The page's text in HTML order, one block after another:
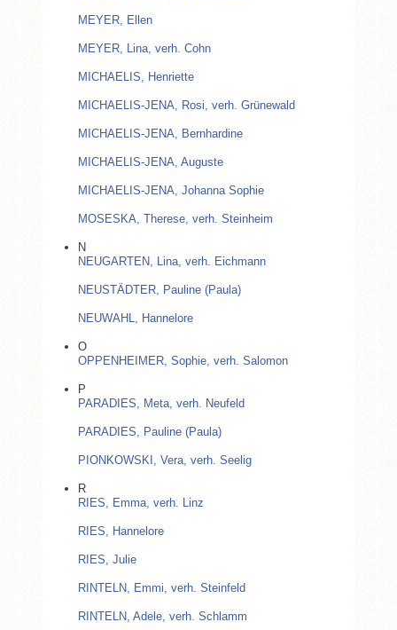
MEYER, Ellen
MEYER, Lina, verh. Cohn
MICHAELIS, Henriette
MICHAELIS-JENA, Rosi, verh. Grünewald
MICHAELIS-JENA, Bernhardine
MICHAELIS-JENA, Auguste
MICHAELIS-JENA, Johanna Sophie
MOSESKA, Therese, verh. Steinheim
N
NEUGARTEN, Lina, verh. Eichmann
NEUSTÄDTER, Pauline (Paula)
NEUWAHL, Hannelore
O
OPPENHEIMER, Sophie, verh. Salomon
P
PARADIES, Meta, verh. Neufeld
PARADIES, Pauline (Paula)
PIONKOWSKI, Vera, verh. Seelig
R
RIES, Emma, verh. Linz
RIES, Hannelore
RIES, Julie
RINTELN, Emmi, verh. Steinfeld
RINTELN, Adele, verh. Schlamm